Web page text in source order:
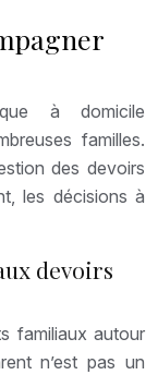
à domicile
familles.
des devoirs
les décisions à
devoirs
familiaux autour
n’est pas un